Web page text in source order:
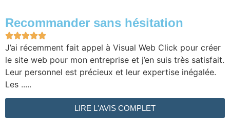
Recommander sans hésitation

J’ai récemment fait appel à Visual Web Click pour créer
le site web pour mon entreprise et j’en suis très satisfait.
Leur personnel est précieux et leur expertise inégalée.
Les .....
LIRE L'AVIS COMPLET